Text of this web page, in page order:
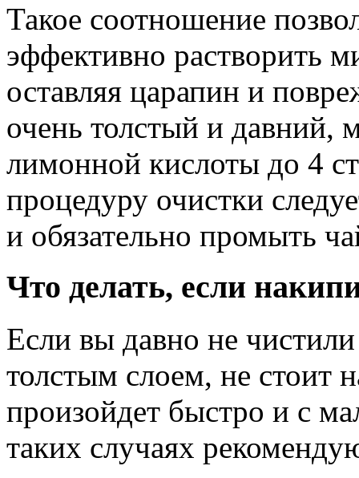
Такое соотношение
эффективно растворить
оставляя царапин и
очень толстый и давний,
лимонной кислоты до 4
процедуру очистки
и обязательно промыть
Что делать, если
Если вы давно не
толстым слоем, не стоит
произойдет быстро и с
таких случаях